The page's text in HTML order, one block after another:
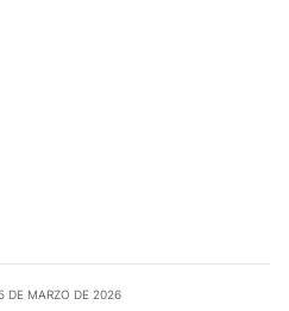
DE MARZO DE 2026